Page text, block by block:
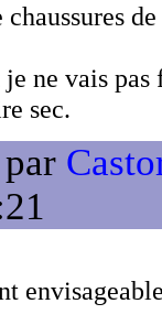
ne vais
sec.
par